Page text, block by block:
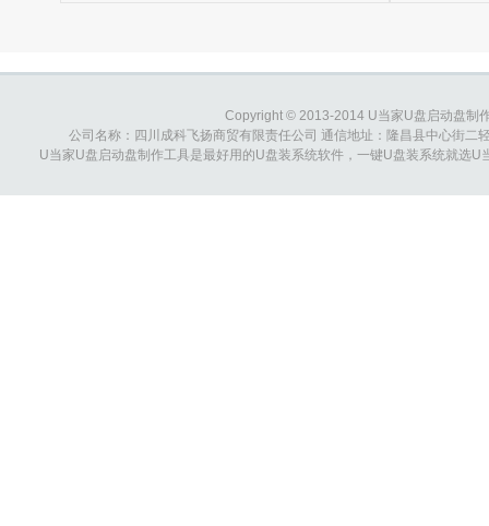
Copyright © 2013-2014 U当家U盘启动盘制
公司名称：四川成科飞扬商贸有限责任公司 通信地址：隆昌县中心街
U当家U盘启动盘制作工具是最好用的U盘装系统软件，一键U盘装系统就选